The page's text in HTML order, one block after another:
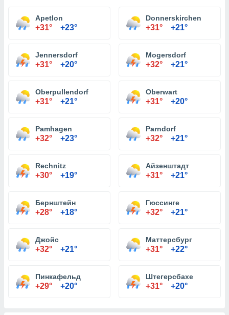
Apetlon
+31° +23°
Donnerskirchen
+31° +21°
Jennersdorf
+31° +20°
Mogersdorf
+32° +21°
Oberpullendorf
+31° +21°
Oberwart
+31° +20°
Pamhagen
+32° +23°
Parndorf
+32° +21°
Rechnitz
+30° +19°
Айзенштадт
+31° +21°
Бернштейн
+28° +18°
Гюссинге
+32° +21°
Джойс
+32° +21°
Маттерсбург
+31° +22°
Пинкафельд
+29° +20°
Штегерсбахе
+31° +20°